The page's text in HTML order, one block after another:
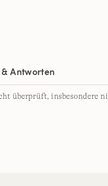
Antworten
überprüft, insbesondere